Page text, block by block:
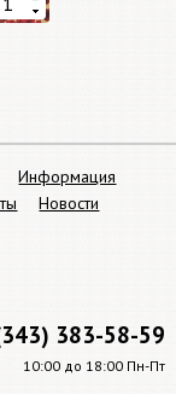
383-58-59
10:00 до 18:00 Пн-Пт
Информация
Новости